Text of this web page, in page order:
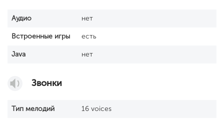
Аудио нет
Встроенные игры есть
Java нет
Звонки
Тип мелодий 16 voices